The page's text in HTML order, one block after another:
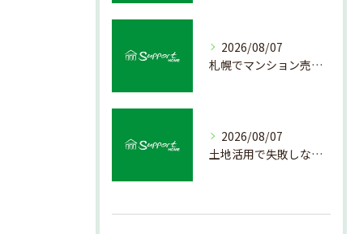
2026/08/07
札幌でマンション売却を成功させる査定と価格の見極め方
2026/08/07
土地活用で失敗しない売却準備のポイント